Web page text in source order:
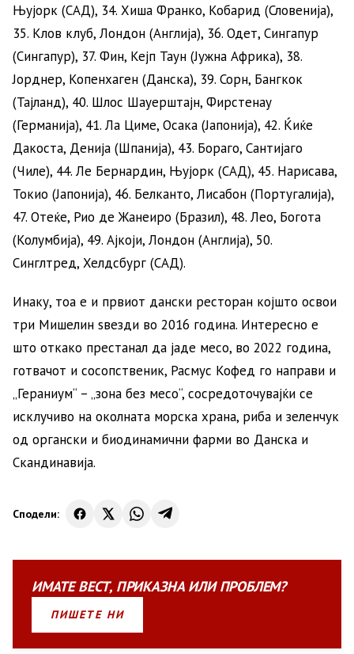
Њујорк (САД), 34. Хиша Франко, Кобарид (Словенија),
35. Клов клуб, Лондон (Англија), 36. Одет, Сингапур
(Сингапур), 37. Фин, Кејп Таун (Jужна Африка), 38.
Јорднер, Копенхаген (Данска), 39. Сорн, Бангкок
(Тајланд), 40. Шлос Шауерштајн, Фирстенау
(Германија), 41. Ла Циме, Осака (Јапонија), 42. Ќиќе
Дакоста, Денија (Шпанија), 43. Бораго, Сантијаго
(Чиле), 44. Ле Бернардин, Њујорк (САД), 45. Нарисава,
Токио (Јапонија), 46. ​​Белканто, Лисабон (Португалија),
47. Отеќе, Рио де Жанеиро (Бразил), 48. Лео, Богота
(Колумбија), 49. Ајкоји, Лондон (Англија), 50.
Синглтред, Хелдсбург (САД).
Инаку, тоа е и првиот дански ресторан којшто освои
три Мишелин ѕвезди во 2016 година. Интересно е
што откако престанал да јаде месо, во 2022 година,
готвачот и сосопственик, Расмус Кофед го направи и
„Гераниум“ – „зона без месо“, сосредоточувајќи се
исклучиво на околната морска храна, риба и зеленчук
од органски и биодинамични фарми во Данска и
Скандинавија.
Сподели:
ИМАТЕВЕСТ, ПРИКАЗНАИЛИПРОБЛЕМ?
ПИШЕТЕ НИ